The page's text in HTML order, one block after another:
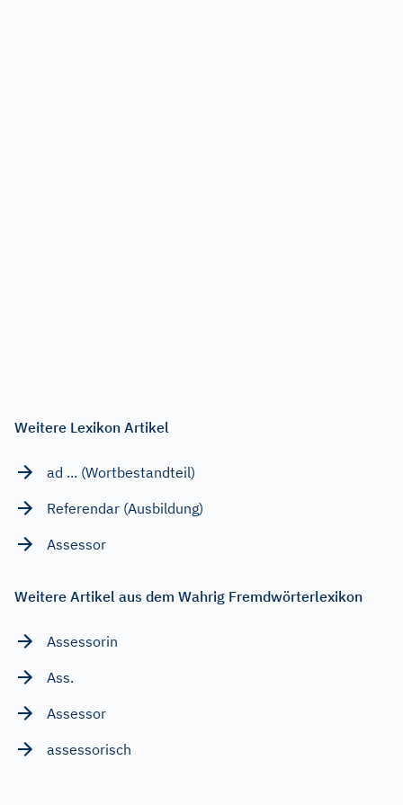
Weitere Lexikon Artikel
ad ... (Wortbestandteil)
Referendar (Ausbildung)
Assessor
Weitere Artikel aus dem Wahrig Fremdwörterlexikon
Assessorin
Ass.
Assessor
assessorisch